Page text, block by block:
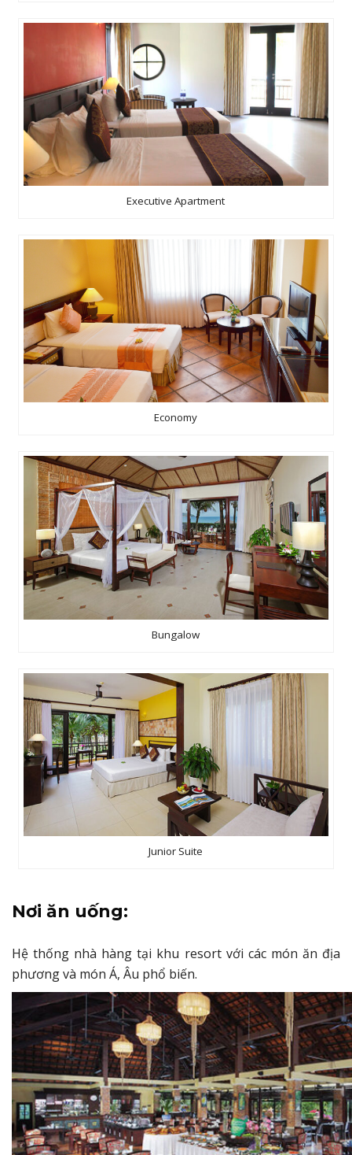
Executive Apartment
Economy
Bungalow
Junior Suite
Nơi ăn uống:
Hệ thống nhà hàng tại khu resort với các món ăn địa
phương và món Á, Âu phổ biến.